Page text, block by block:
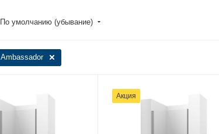
По умолчанию (убывание)
Ambassador
Акция